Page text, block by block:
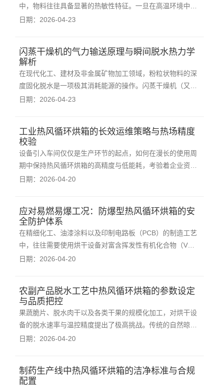
中，物料往往具备显著的热敏性特征。一旦在高温环境中暴
露时间过长，其内部的活性分子结构就会发生不可逆的降
干燥机通过其特有的物理保护机制，成为了高附加
日期：2026-04-23
闪蒸干燥机的气力输送原理与瞬间脱水热力学
解析
在现代化工、建材及非金属矿物加工领域，粉粒状物料的深
度固化脱水是一项极其消耗能源的操作。闪蒸干燥机（又称
气流干燥机）凭借其独特的“瞬间气化”物理机制，在处理高
的基础。该设备的物理构造与运作基础建立
日期：2026-04-23
工业热风循环烘箱的长效运维策略与热场精度
校验
设备引入车间仅仅是生产环节的起点，如何在漫长的使用周
期中保持热风循环烘箱的高精度与低能耗，考验着企业资产
运维团队的技术管理水平。构建一套基于预防性维护的巡检
频项目。长期处于两百摄氏度以上的高温烘烤
日期：2026-04-20
应对易燃易爆工况：防爆型热风循环烘箱的安
全防护体系
在精细化工、油漆涂料以及印制电路板（PCB）的制造工艺
中，往往需要使用烘干设备对富含挥发性有机化合物（VOC
s）的物料进行烘烤固化。随着温度的升高，醇类、苯类等
此，在此类高危工况下，强制引入防爆型热风循环烘
日期：2026-04-20
农副产品脱水工艺中热风循环烘箱的参数设定
与品质把控
果蔬脆片、脱水肉干以及各类干果的规模化加工，对烘干设
备的脱水速率与温控精度提出了极高挑战。传统的自然晾晒
受制于天气，且容易引入粉尘与虫害；而引入工业级热风循
成品品质的核心要素。若初期温度过高，果蔬
日期：2026-04-20
制药生产线中热风循环烘箱的洁净标准与合规
配置